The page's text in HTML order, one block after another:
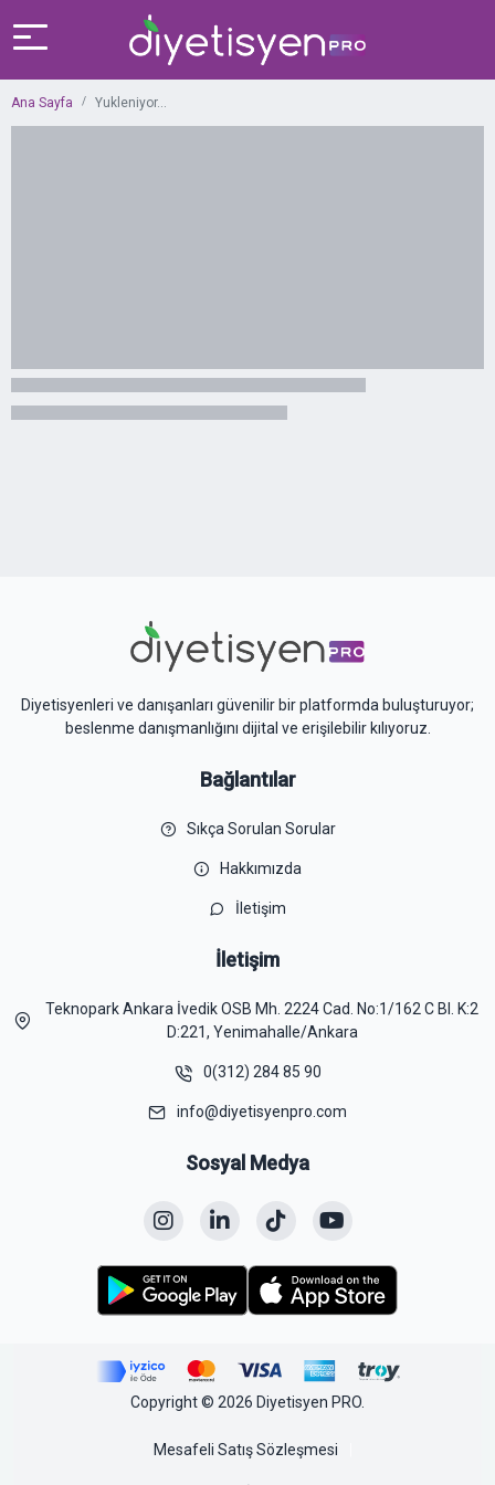
Ana Sayfa Yukleniyor...
Diyetisyenleri ve danışanları güvenilir bir platformda buluşturuyor;
beslenme danışmanlığını dijital ve erişilebilir kılıyoruz.
Bağlantılar
Sıkça Sorulan Sorular
Hakkımızda
İletişim
İletişim
Teknopark Ankara İvedik OSB Mh. 2224 Cad. No:1/162 C Bl. K:2
D:221, Yenimahalle/Ankara
0(312) 284 85 90
info@diyetisyenpro.com
Sosyal Medya
Copyright © 2026 Diyetisyen PRO.
Mesafeli Satış Sözleşmesi